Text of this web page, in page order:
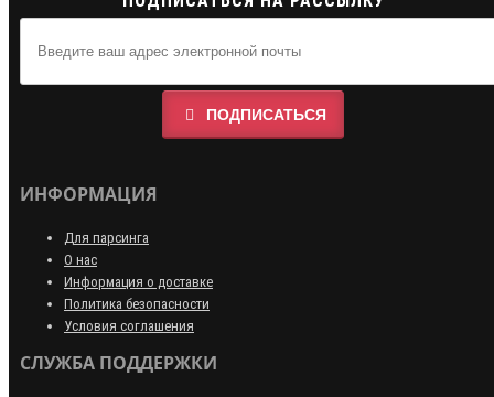
ПОДПИСАТЬСЯ
ИНФОРМАЦИЯ
Для парсинга
О нас
Информация о доставке
Политика безопасности
Условия соглашения
СЛУЖБА ПОДДЕРЖКИ